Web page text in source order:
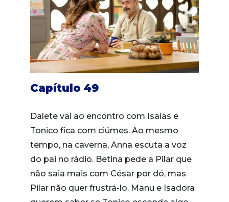
Capítulo 49
Dalete vai ao encontro com Isaías e
Tonico fica com ciúmes. Ao mesmo
tempo, na caverna, Anna escuta a voz
do pai no rádio. Betina pede a Pilar que
não saia mais com César por dó, mas
Pilar não quer frustrá-lo. Manu e Isadora